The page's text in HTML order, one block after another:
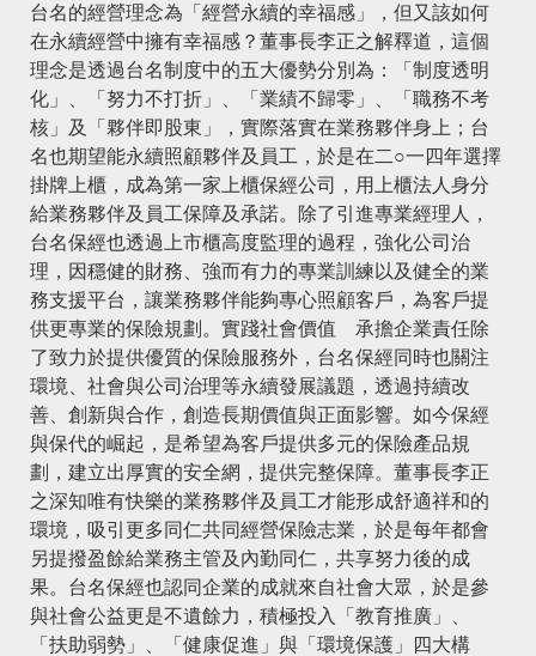
台名的經營理念為「經營永續的幸福感」，但又該如何
在永續經營中擁有幸福感？董事長李正之解釋道，這個
理念是透過台名制度中的五大優勢分別為：「制度透明
化」、「努力不打折」、「業績不歸零」、「職務不考
核」及「夥伴即股東」，實際落實在業務夥伴身上；台
名也期望能永續照顧夥伴及員工，於是在二○一四年選擇
掛牌上櫃，成為第一家上櫃保經公司，用上櫃法人身分
給業務夥伴及員工保障及承諾。除了引進專業經理人，
台名保經也透過上市櫃高度監理的過程，強化公司治
理，因穩健的財務、強而有力的專業訓練以及健全的業
務支援平台，讓業務夥伴能夠專心照顧客戶，為客戶提
供更專業的保險規劃。實踐社會價值 承擔企業責任除
了致力於提供優質的保險服務外，台名保經同時也關注
環境、社會與公司治理等永續發展議題，透過持續改
善、創新與合作，創造長期價值與正面影響。如今保經
與保代的崛起，是希望為客戶提供多元的保險產品規
劃，建立出厚實的安全網，提供完整保障。董事長李正
之深知唯有快樂的業務夥伴及員工才能形成舒適祥和的
環境，吸引更多同仁共同經營保險志業，於是每年都會
另提撥盈餘給業務主管及內勤同仁，共享努力後的成
果。台名保經也認同企業的成就來自社會大眾，於是參
與社會公益更是不遺餘力，積極投入「教育推廣」、
「扶助弱勢」、「健康促進」與「環境保護」四大構